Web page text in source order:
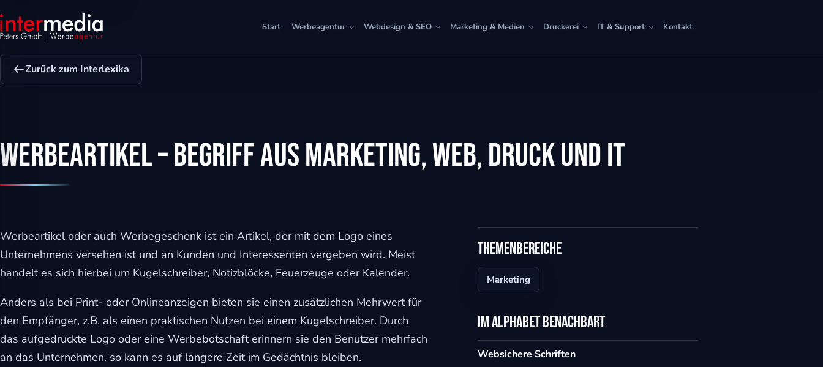
Start Werbeagentur Webdesign & SEO Marketing & Medien Druckerei IT & Support Kontakt
Zurück zum Interlexika
Werbeartikel – Begriff aus Marketing, Web, Druck und IT
Werbeartikel oder auch Werbegeschenk ist ein Artikel, der mit dem Logo eines
Unternehmens versehen ist und an Kunden und Interessenten vergeben wird. Meist
handelt es sich hierbei um Kugelschreiber, Notizblöcke, Feuerzeuge oder Kalender.
Anders als bei Print- oder Onlineanzeigen bieten sie einen zusätzlichen Mehrwert für
den Empfänger, z.B. als einen praktischen Nutzen bei einem Kugelschreiber. Durch
das aufgedruckte Logo oder eine Werbebotschaft erinnern sie den Benutzer mehrfach
an das Unternehmen, so kann es auf längere Zeit im Gedächtnis bleiben.
Themenbereiche
Marketing
Im Alphabet benachbart
Websichere Schriften
Anfallsicherheit
freundlicher Modus